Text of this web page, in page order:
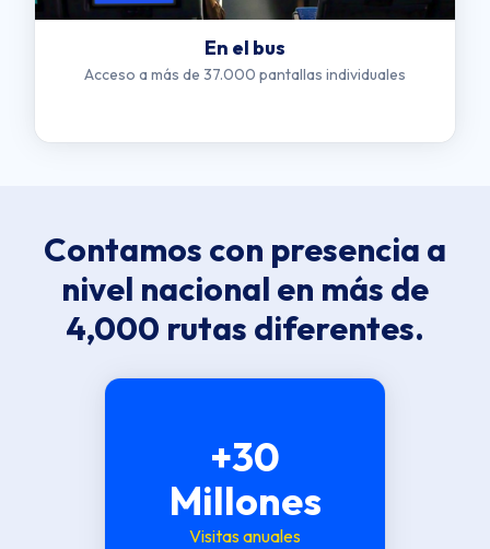
En el bus
Acceso a más de 37.000 pantallas individuales
Contamos con presencia a
nivel nacional en más de
4,000 rutas diferentes.
+30
Millones
Visitas anuales